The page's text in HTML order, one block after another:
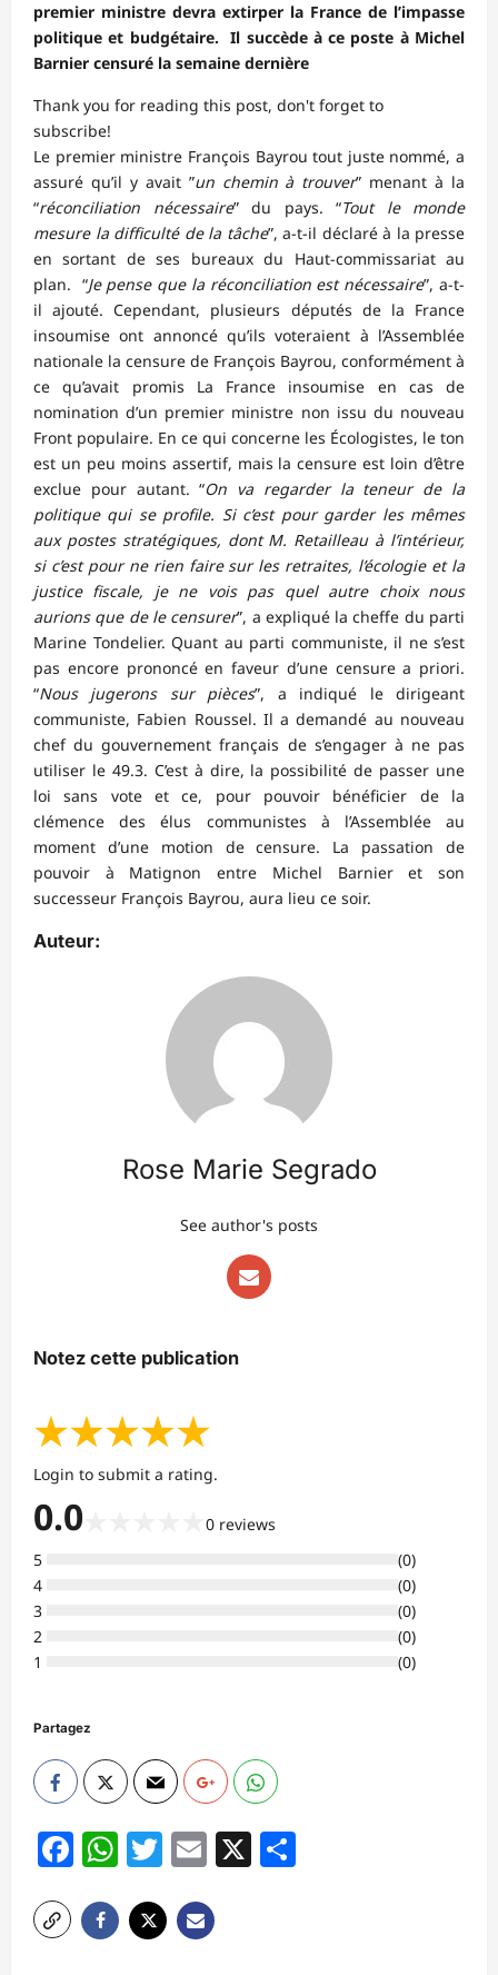
premier ministre devra extirper la France de l’impasse
politique et budgétaire. Il succède à ce poste à Michel
Barnier censuré la semaine dernière
Thank you for reading this post, don't forget to
subscribe!
Le premier ministre François Bayrou tout juste nommé, a
assuré qu’il y avait ”un chemin à trouver” menant à la
“réconciliation nécessaire” du pays. “Tout le monde
mesure la difficulté de la tâche”, a-t-il déclaré à la presse
en sortant de ses bureaux du Haut-commissariat au
plan. “Je pense que la réconciliation est nécessaire”, a-t-
il ajouté. Cependant, plusieurs députés de la France
insoumise ont annoncé qu’ils voteraient à l’Assemblée
nationale la censure de François Bayrou, conformément à
ce qu’avait promis La France insoumise en cas de
nomination d’un premier ministre non issu du nouveau
Front populaire. En ce qui concerne les Écologistes, le ton
est un peu moins assertif, mais la censure est loin d’être
exclue pour autant. “On va regarder la teneur de la
politique qui se profile. Si c’est pour garder les mêmes
aux postes stratégiques, dont M. Retailleau à l’intérieur,
si c’est pour ne rien faire sur les retraites, l’écologie et la
justice fiscale, je ne vois pas quel autre choix nous
aurions que de le censurer”, a expliqué la cheffe du parti
Marine Tondelier. Quant au parti communiste, il ne s’est
pas encore prononcé en faveur d’une censure a priori.
“Nous jugerons sur pièces”, a indiqué le dirigeant
communiste, Fabien Roussel. Il a demandé au nouveau
chef du gouvernement français de s’engager à ne pas
utiliser le 49.3. C’est à dire, la possibilité de passer une
loi sans vote et ce, pour pouvoir bénéficier de la
clémence des élus communistes à l’Assemblée au
moment d’une motion de censure. La passation de
pouvoir à Matignon entre Michel Barnier et son
successeur François Bayrou, aura lieu ce soir.
Auteur:
Rose Marie Segrado
See author's posts
Notez cette publication
★★★★★
Login to submit a rating.
0.0 0 reviews
5
(0)
4
(0)
3
(0)
2
(0)
1
(0)
Partagez
Facebook
WhatsApp
Twitter
Email
X